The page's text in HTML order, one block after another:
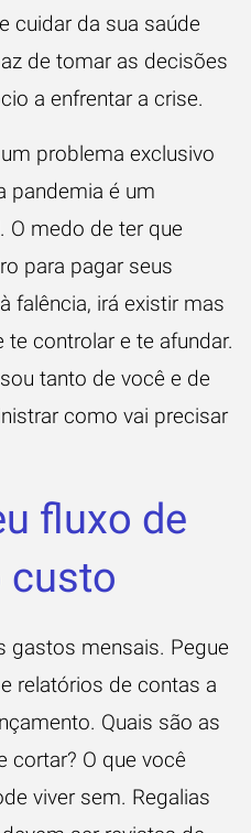
cuidar da sua saúde
de tomar as decisões
a enfrentar a crise.
problema exclusivo
pandemia é um
O medo de ter que
para pagar seus
falência, irá existir mas
controlar e te afundar.
tanto de você e de
como vai precisar
fluxo de
custo
gastos mensais. Pegue
relatórios de contas a
Quais são as
cortar? O que você
viver sem. Regalias